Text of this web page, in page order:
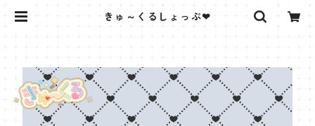
きゅ～くるしょっぷ❤